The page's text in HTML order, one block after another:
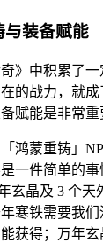
与装备赋能
》中积累了
的战力，就
赋能是非常重
鸿蒙重铸」
一件简单的
玄晶及 3 个天
寒铁需要我
获得；万年